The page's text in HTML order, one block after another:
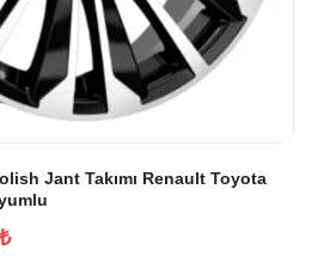
Jant Takımı Renault Toyota
₺